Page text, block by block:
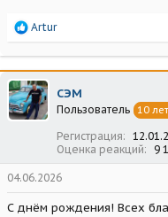
Р
а
к
ц
и
и
Artur
СЭМ
Пользователь 10
Регистрация
Оценка реакций
9
04.06.2026
С днём рождения! Всех